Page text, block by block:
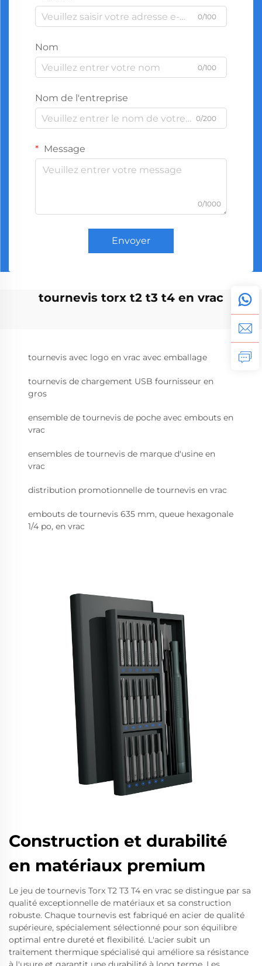
0/100
Nom
0/100
Nom de l'entreprise
0/200
Message
0/1000
Envoyer
tournevis torx t2 t3 t4 en vrac
tournevis avec logo en vrac avec emballage
tournevis de chargement USB fournisseur en
gros
ensemble de tournevis de poche avec embouts en
vrac
ensembles de tournevis de marque d'usine en
vrac
distribution promotionnelle de tournevis en vrac
embouts de tournevis 635 mm, queue hexagonale
1/4 po, en vrac
Construction et durabilité
en matériaux premium
Le jeu de tournevis Torx T2 T3 T4 en vrac se distingue par sa
qualité exceptionnelle de matériaux et sa construction
robuste. Chaque tournevis est fabriqué en acier de qualité
supérieure, spécialement sélectionné pour son équilibre
optimal entre dureté et flexibilité. L'acier subit un
traitement thermique spécialisé qui améliore sa résistance